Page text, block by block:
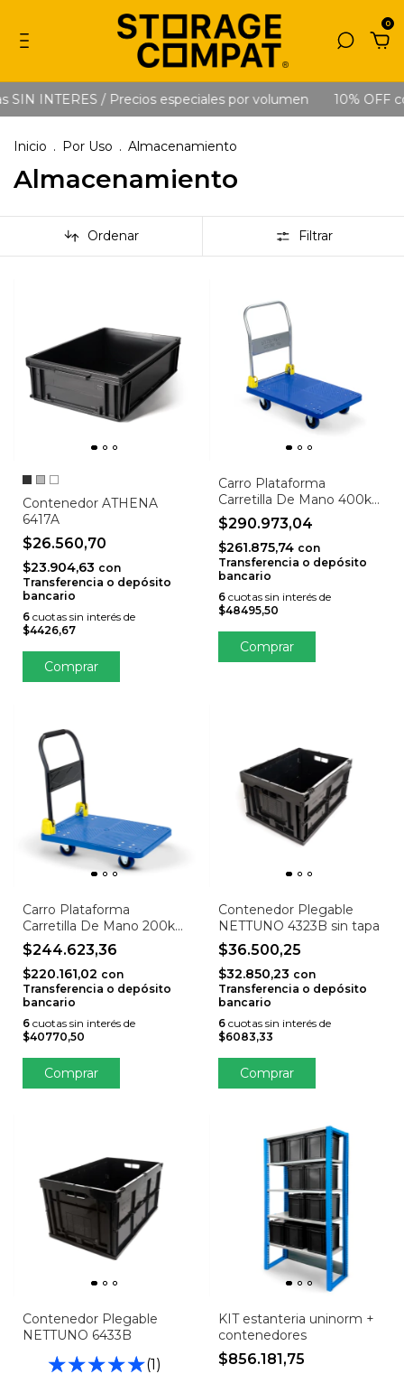
0
INTERES / Precios especiales por volumen 10% OFF
Inicio . Por Uso . Almacenamiento
Almacenamiento
Ordenar Filtrar
Contenedor ATHENA
6417A
$26.560,70
$23.904,63 con
Transferencia o depósito
bancario
6 cuotas sin interés de
$4426,67
Comprar
Carro Plataforma
Carretilla De Mano 400kg
Ruedas Giratorias
STOHRDB400
$290.973,04
$261.875,74 con
Transferencia o depósito
bancario
6cuotas sin interés de
$48495,50
Carro Plataforma
Carretilla De Mano 200kg
Ruedas Giratorias
STOHRDB200
$244.623,36
$220.161,02 con
Transferencia o depósito
bancario
6 cuotas sin interés de
$40770,50
Contenedor Plegable
NETTUNO 4323B sin tapa
$36.500,25
$32.850,23 con
Transferencia o depósito
bancario
6cuotas sin interés de
$6083,33
Comprar
Contenedor Plegable
NETTUNO 6433B
(1)
KIT estanteria uninorm +
contenedores
$856.181,75